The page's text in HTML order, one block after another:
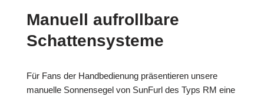
Manuell aufrollbare
Schattensysteme
Für Fans der Handbedienung präsentieren unsere
manuelle Sonnensegel von SunFurl des Typs RM eine